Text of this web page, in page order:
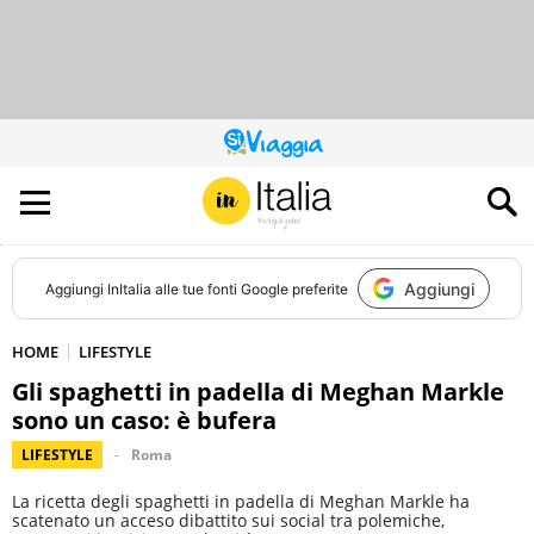
QUESTO
SITO
CONTRIBUISCE
ALL’AUDIENCE
DI
Aggiungi InItalia alle tue fonti Google preferite Aggiungi
HOME LIFESTYLE
Gli spaghetti in padella di Meghan Markle
sono un caso: è bufera
LIFESTYLE Roma
La ricetta degli spaghetti in padella di Meghan Markle ha
scatenato un acceso dibattito sui social tra polemiche,